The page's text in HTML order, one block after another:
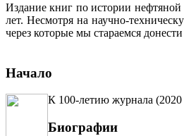
Издание книг по истории нефтяной
лет. Несмотря на научно-
через которые мы стараемся
Начало
К 100-летию журнала (2020
Биографии